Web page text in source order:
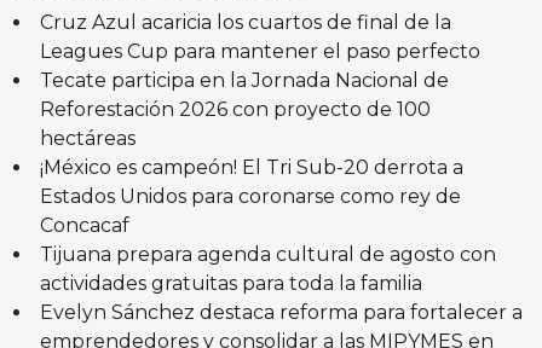
Cruz Azul acaricia los cuartos de final de la
Leagues Cup para mantener el paso perfecto
Tecate participa en la Jornada Nacional de
Reforestación 2026 con proyecto de 100
hectáreas
¡México es campeón! El Tri Sub-20 derrota a
Estados Unidos para coronarse como rey de
Concacaf
Tijuana prepara agenda cultural de agosto con
actividades gratuitas para toda la familia
Evelyn Sánchez destaca reforma para fortalecer a
emprendedores y consolidar a las MIPYMES en